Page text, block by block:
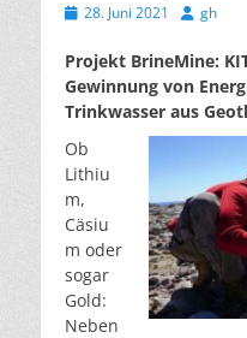
Veröffentlicht
28. Juni 2021 Autor
gh
Projekt BrineMine:
Gewinnung von
Trinkwasser aus
Ob
Lithiu
m,
Cäsiu
m oder
sogar
Gold:
Neben